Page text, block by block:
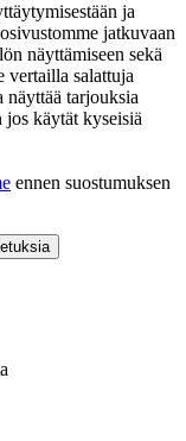
ja
jatkuvaan
näyttämiseen sekä
salattuja
näyttää tarjouksia
jos käytät kyseisiä
ennen suostumuksen